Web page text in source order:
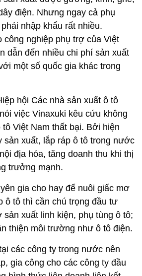
điện. Nhưng ngay cả phụ
nhập khẩu rất nhiều.
công nghiệp phụ trợ của Việt
dẫn đến nhiều chi phí sản xuất
một số quốc gia khác trong
hội Các nhà sản xuất ô tô
việc Vinaxuki kêu cứu không
Việt Nam thất bại. Bởi hiện
sản xuất, lắp ráp ô tô trong nước
địa hóa, tăng doanh thu khi thị
trưởng mạnh.
gia cho hay để nuôi giấc mơ
ô tô thì cần chú trọng đầu tư
sản xuất linh kiện, phụ tùng ô tô;
thiện môi trường như ô tô điện.
các công ty trong nước nên
gia công cho các công ty đầu